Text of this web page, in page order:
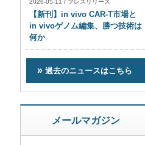
2026-05-11 / プレスリリース
【新刊】in vivo CAR-T市場と
in vivoゲノム編集、勝つ技術は
何か
過去のニュースはこちら
メールマガジン